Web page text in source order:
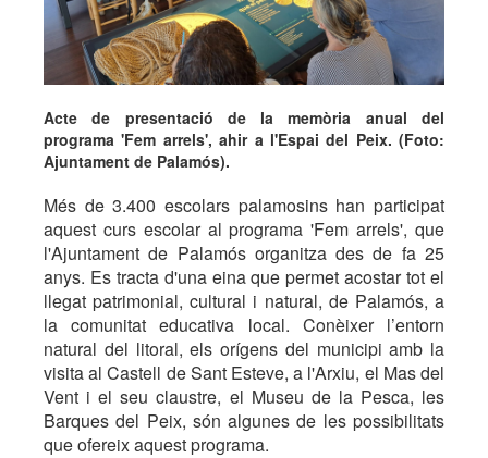
Acte de presentació de la memòria anual del
programa 'Fem arrels', ahir a l'Espai del Peix. (Foto:
Ajuntament de Palamós).
Més de 3.400 escolars palamosins han participat
aquest curs escolar al programa 'Fem arrels', que
l'Ajuntament de Palamós organitza des de fa 25
anys. Es tracta d'una eina que permet acostar tot el
llegat patrimonial, cultural i natural, de Palamós, a
la comunitat educativa local. Conèixer l’entorn
natural del litoral, els orígens del municipi amb la
visita al Castell de Sant Esteve, a l'Arxiu, el Mas del
Vent i el seu claustre, el Museu de la Pesca, les
Barques del Peix, són algunes de les possibilitats
que ofereix aquest programa.